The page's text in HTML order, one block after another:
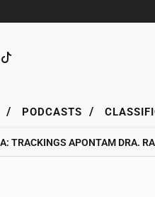
/ PODCASTS /
APONTAM DRA.